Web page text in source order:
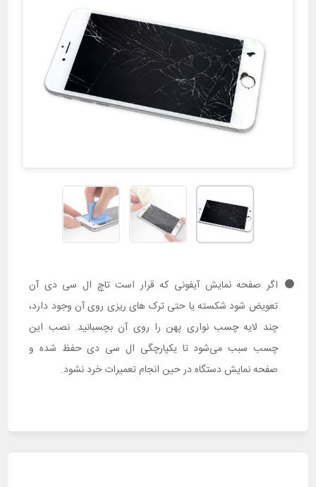
اگر صفحه نمایش آیفونی که قرار است تاچ ال سی دی آن
تعویض شود شکسته یا حتی ترک های ریزی روی آن وجود دارد،
چند لایه چسب نواری پهن را روی آن بچسبانید. نصب این
چسب سبب می‌شود تا یکپارچگی ال سی دی حفظ شده و
صفحه نمایش دستگاه در حین انجام تعمیرات خرد نشود.